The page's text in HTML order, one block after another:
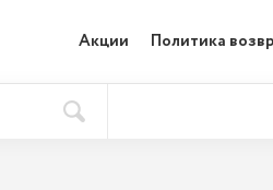
Акции Политика